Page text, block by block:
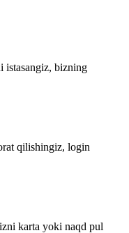
istasangiz, bizning
qilishingiz, login
karta yoki naqd pul